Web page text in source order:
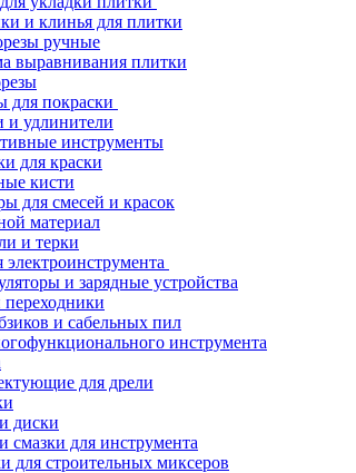
и клинья для плитки
ручные
выравнивания плитки
для покраски
и удлинители
инструменты
для краски
кисти
для смесей и красок
материал
и терки
электроинструмента
и зарядные устройства
и сабельных пил
инструмента
для дрели
диски
смазки для инструмента
для строительных миксеров